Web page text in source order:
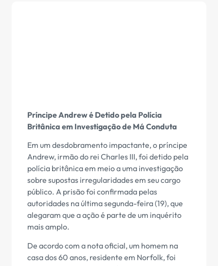
Príncipe Andrew é Detido pela Polícia
Britânica em Investigação de Má Conduta
Em um desdobramento impactante, o príncipe
Andrew, irmão do rei Charles III, foi detido pela
polícia britânica em meio a uma investigação
sobre supostas irregularidades em seu cargo
público. A prisão foi confirmada pelas
autoridades na última segunda-feira (19), que
alegaram que a ação é parte de um inquérito
mais amplo.
De acordo com a nota oficial, um homem na
casa dos 60 anos, residente em Norfolk, foi